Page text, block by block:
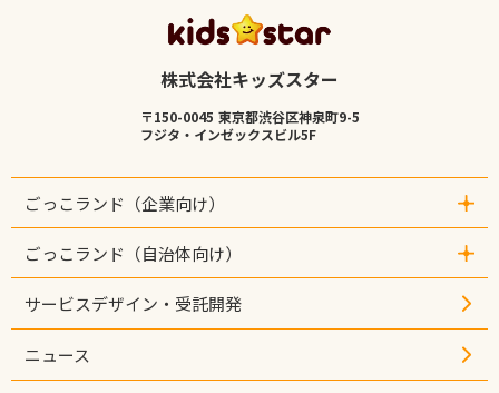
株式会社キッズスター
〒150-0045 東京都渋谷区神泉町9-5
フジタ・インゼックスビル5F
ごっこランド（企業向け）
- ごっこランド（企業向け）トップ
- 取り組み実績
- 出店企業
- パビリオン一覧
- 出店事例インタビュー
- セミナー情報
ごっこランド（自治体向け）
- ジモトガイド（自治体向け）
- ジモトガイド一覧
- 自治体ご担当者インタビュー
サービスデザイン・受託開発
ニュース